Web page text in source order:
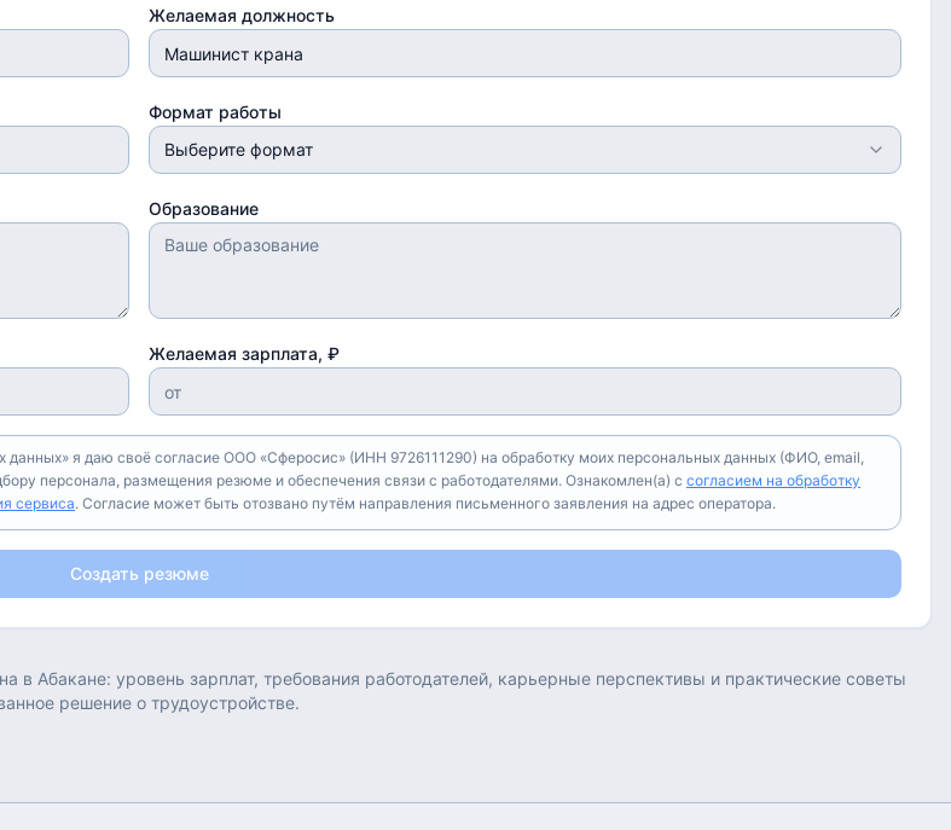
Желаемая должность
Формат работы
Выберите формат
Образование
Желаемая зарплата, ₽
я даю своё согласие ООО «Сферосис» (ИНН 9726111290) на обработку моих персональных данных (ФИО, email,
персонала, размещения резюме и обеспечения связи с работодателями. Ознакомлен(а) с согласием на обработку
сервиса. Согласие может быть отозвано путём направления письменного заявления на адрес оператора.
Создать резюме
в Абакане: уровень зарплат, требования работодателей, карьерные перспективы и практические советы
решение о трудоустройстве.